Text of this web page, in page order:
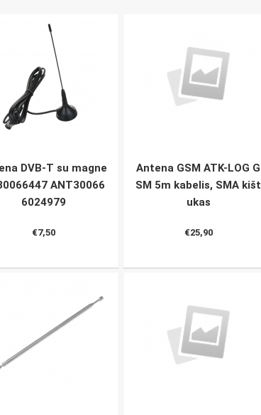
DVB-T su magne
ANT30066
6024979
€7,50
Antena GSM ATK-LOG G
SM 5m kabelis, SMA kišt
ukas
€25,90